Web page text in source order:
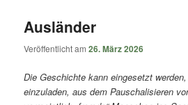
Ausländer
Veröffentlicht am26. März 2026
Die Geschichte kann eingesetzt
einzuladen, aus dem Pauschalisieren